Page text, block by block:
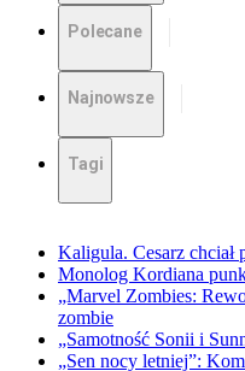
Polecane
Najnowsze
Tagi
Kaligula. Cesarz chciał
Monolog Kordiana
„Marvel Zombies:
zombie
„Samotność Sonii i
„Sen nocy letniej”: